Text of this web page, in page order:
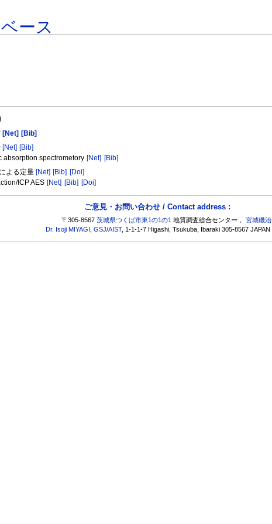
ース
[Net] [Bib]
[Net] [Bib]
absorption spectrometory [Net] [Bib]
よる定量 [Net] [Bib] [Doi]
ICP AES [Net] [Bib] [Doi]
ご意見・お問い合わせ / Contact address :
〒305-8567茨城県つくば市東1の1の1 地質調査総合センター，宮城磯治
Dr. Isoji MIYAGI ,GSJ/AIST, 1-1-1-7 Higashi, Tsukuba, Ibaraki 305-8567 JAPAN